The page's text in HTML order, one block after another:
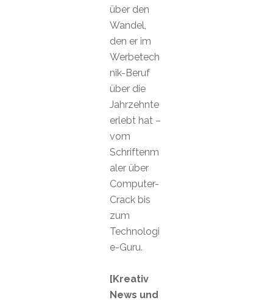
über den
Wandel,
den er im
Werbetech
nik-Beruf
über die
Jahrzehnte
erlebt hat –
vom
Schriftenm
aler über
Computer-
Crack bis
zum
Technologi
e-Guru.
[Kreativ
News und